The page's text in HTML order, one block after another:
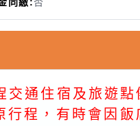
否
交通住宿及旅遊點
行程，有時會因飯